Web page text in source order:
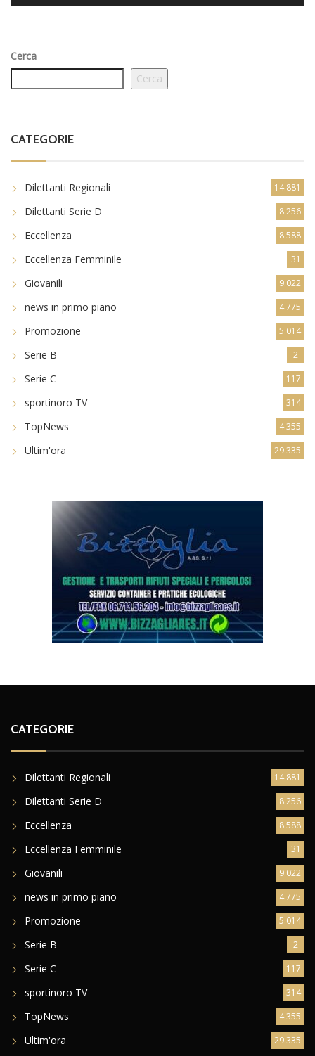
Cerca
Cerca
CATEGORIE
Dilettanti Regionali 14.881
Dilettanti Serie D 8.256
Eccellenza 8.588
Eccellenza Femminile 31
Giovanili 9.022
news in primo piano 4.775
Promozione 5.014
Serie B 2
Serie C 117
sportinoro TV 314
TopNews 4.355
Ultim'ora 29.335
CATEGORIE
Dilettanti Regionali 14.881
Dilettanti Serie D 8.256
Eccellenza 8.588
Eccellenza Femminile 31
Giovanili 9.022
news in primo piano 4.775
Promozione 5.014
Serie B 2
Serie C 117
sportinoro TV 314
TopNews 4.355
Ultim'ora 29.335